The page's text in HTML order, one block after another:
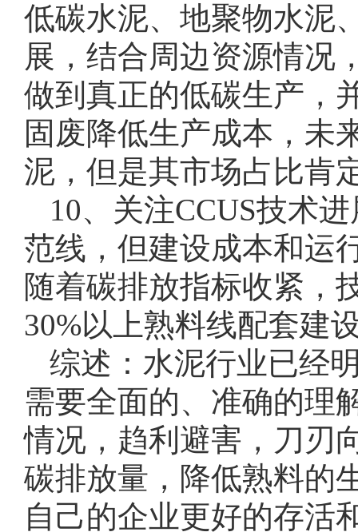
低碳水泥、地聚物水泥
展，结合周边资源情况
做到真正的低碳生产，
固废降低生产成本，未
泥，但是其市场占比肯
10、关注CCUS技术
范线，但建设成本和运
随着碳排放指标收紧，
30%以上熟料线配套建
综述：水泥行业已经
需要全面的、准确的理
情况，趋利避害，刀刃
碳排放量，降低熟料的
自己的企业更好的存活